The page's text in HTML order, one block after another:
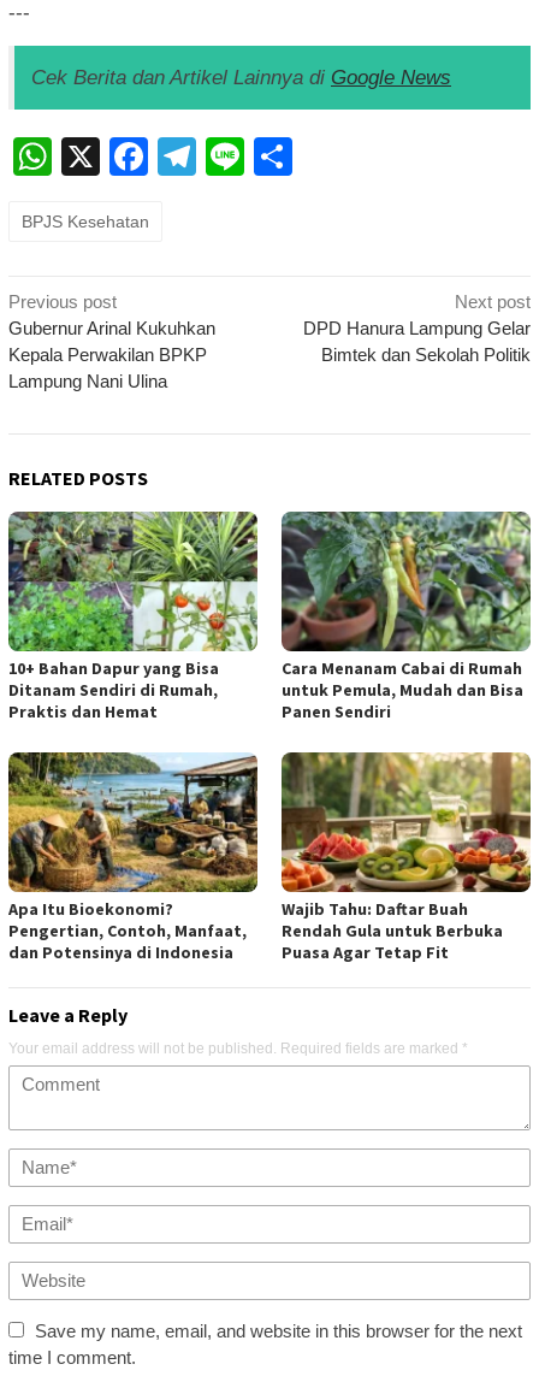
---
Cek Berita dan Artikel Lainnya di Google News
WhatsApp
X Facebook
Telegram
Line
BPJS Kesehatan
Post
navigation
Previous post
Gubernur Arinal Kukuhkan
Kepala Perwakilan BPKP
Lampung Nani Ulina
Next post
DPD Hanura Lampung Gelar
Bimtek dan Sekolah Politik
RELATED POSTS
10+ Bahan Dapur yang Bisa
Ditanam Sendiri di Rumah,
Praktis dan Hemat
Cara Menanam Cabai di Rumah
untuk Pemula, Mudah dan Bisa
Panen Sendiri
Apa Itu Bioekonomi?
Pengertian, Contoh, Manfaat,
dan Potensinya di Indonesia
Wajib Tahu: Daftar Buah
Rendah Gula untuk Berbuka
Puasa Agar Tetap Fit
Leave a Reply
Your email address will not be published. Required fields are marked *
Save my name, email, and website in this browser for the next
time I comment.